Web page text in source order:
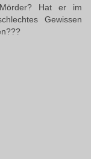
Hat er im
Gewissen